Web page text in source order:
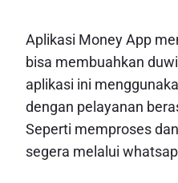
Aplikasi Money App
bisa membuahkan
aplikasi ini
dengan pelayanan
Seperti memproses
segera melalui